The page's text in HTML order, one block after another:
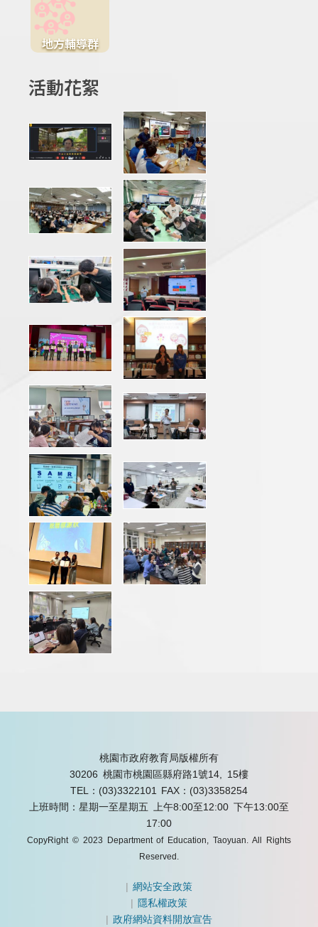
地方輔導群
活動花絮
桃園市政府教育局版權所有
30206 桃園市桃園區縣府路1號14, 15樓
TEL：(03)3322101
FAX：(03)3358254
上班時間：星期一至星期五 上午8:00至12:00 下午13:00至
17:00
CopyRight © 2023 Department of Education, Taoyuan. All Rights
Reserved.
|網站安全政策
| 隱私權政策
|政府網站資料開放宣告